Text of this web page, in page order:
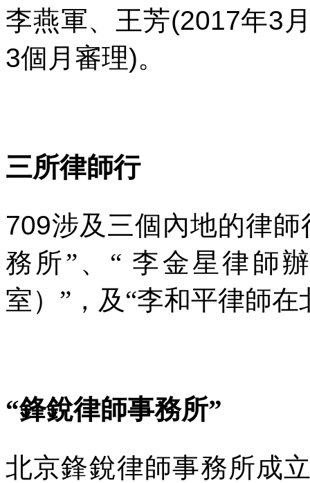
李燕軍、王芳(2017年3
3個月審理)。
三所律師行
709涉及三個內地的律
務所”、“ 李金星律師
室）”，及“李和平律師
“鋒銳律師事務所”
北京鋒銳律師事務所成